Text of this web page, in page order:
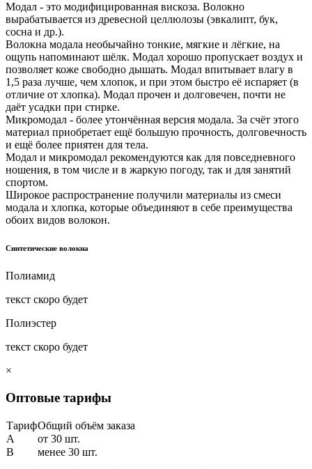
Модал - это модифицированная вискоза. Волокно
вырабатывается из древесной целлюлозы (эвкалипт, бук,
сосна и др.).
Волокна модала необычайно тонкие, мягкие и лёгкие, на
ощупь напоминают шёлк. Модал хорошо пропускает воздух и
позволяет коже свободно дышать. Модал впитывает влагу в
1,5 раза лучше, чем хлопок, и при этом быстро её испаряет (в
отличие от хлопка). Модал прочен и долговечен, почти не
даёт усадки при стирке.
Микромодал - более утончённая версия модала. За счёт этого
материал приобретает ещё большую прочность, долговечность
и ещё более приятен для тела.
Модал и микромодал рекомендуются как для повседневного
ношения, в том числе и в жаркую погоду, так и для занятий
спортом.
Широкое распространение получили материалы из смеси
модала и хлопка, которые объединяют в себе преимущества
обоих видов волокон.
Синтетические волокна
Полиамид
текст скоро будет
Полиэстер
текст скоро будет
×
Оптовые тарифы
ТарифОбщий объём заказа
A
от 30 шт.
B
менее 30 шт.